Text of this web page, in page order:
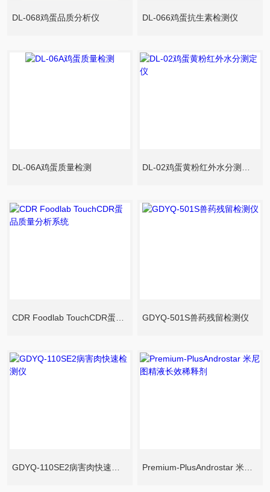
DL-068鸡蛋品质分析仪 DL-066鸡蛋抗生素检测仪
DL-06A鸡蛋质量检测 DL-02鸡蛋黄粉红外水分测定仪
GDYQ-501S兽药残留检测仪